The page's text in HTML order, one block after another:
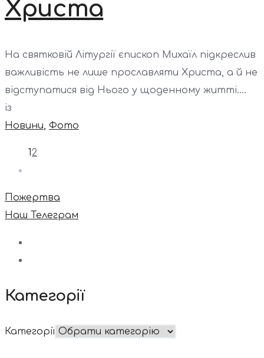
Христа
На святковій Літургії єпископ Михаїл підкреслив
важливість не лише прославляти Христа, а й не
відступатися від Нього у щоденному житті....
із
Новини, Фото
12
Пожертва
Наш Телеграм
Категорії
Категорії